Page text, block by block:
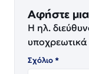
Αφήστε
Η ηλ.
Σχόλιο*